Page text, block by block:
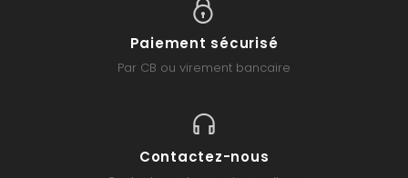
Paiement sécurisé
Par CB ou virement bancaire
Contactez-nous